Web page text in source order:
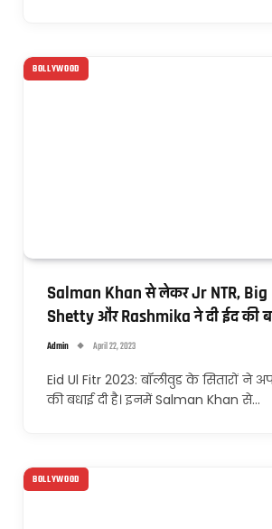
BOLLYWOOD
Salman Khan से लेकर Jr NTR, Big
Shetty और Rashmika ने दी ईद की
Admin April 22, 2023
Eid Ul Fitr 2023: बॉलीवुड के सितारों ने
की बधाई दी है। इनमें Salman Khan से…
BOLLYWOOD